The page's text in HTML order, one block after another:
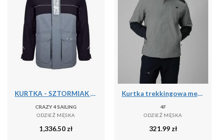
KURTKA - SZTORMIAK C4S BERGEN II CARBON/GRAFIT [M]
CRAZY 4 SAILING
ODZIEŻ MĘSKA
1,336.50 zł
Kurtka trekkingowa membrana 10000 męska 4F 4FRSS26TTJAM1269
4F
ODZIEŻ MĘSKA
321.99 zł